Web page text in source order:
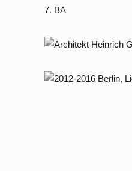
2008 – 2009
2012 – 2016